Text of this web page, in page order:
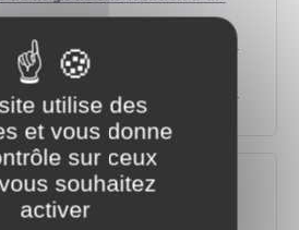
de prescription d'une dette de
bail de sortie progressive de la
utilise des
et vous donne
sur ceux
souhaitez
activer